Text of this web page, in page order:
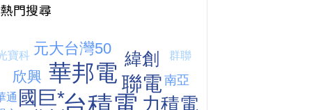
熱門搜尋